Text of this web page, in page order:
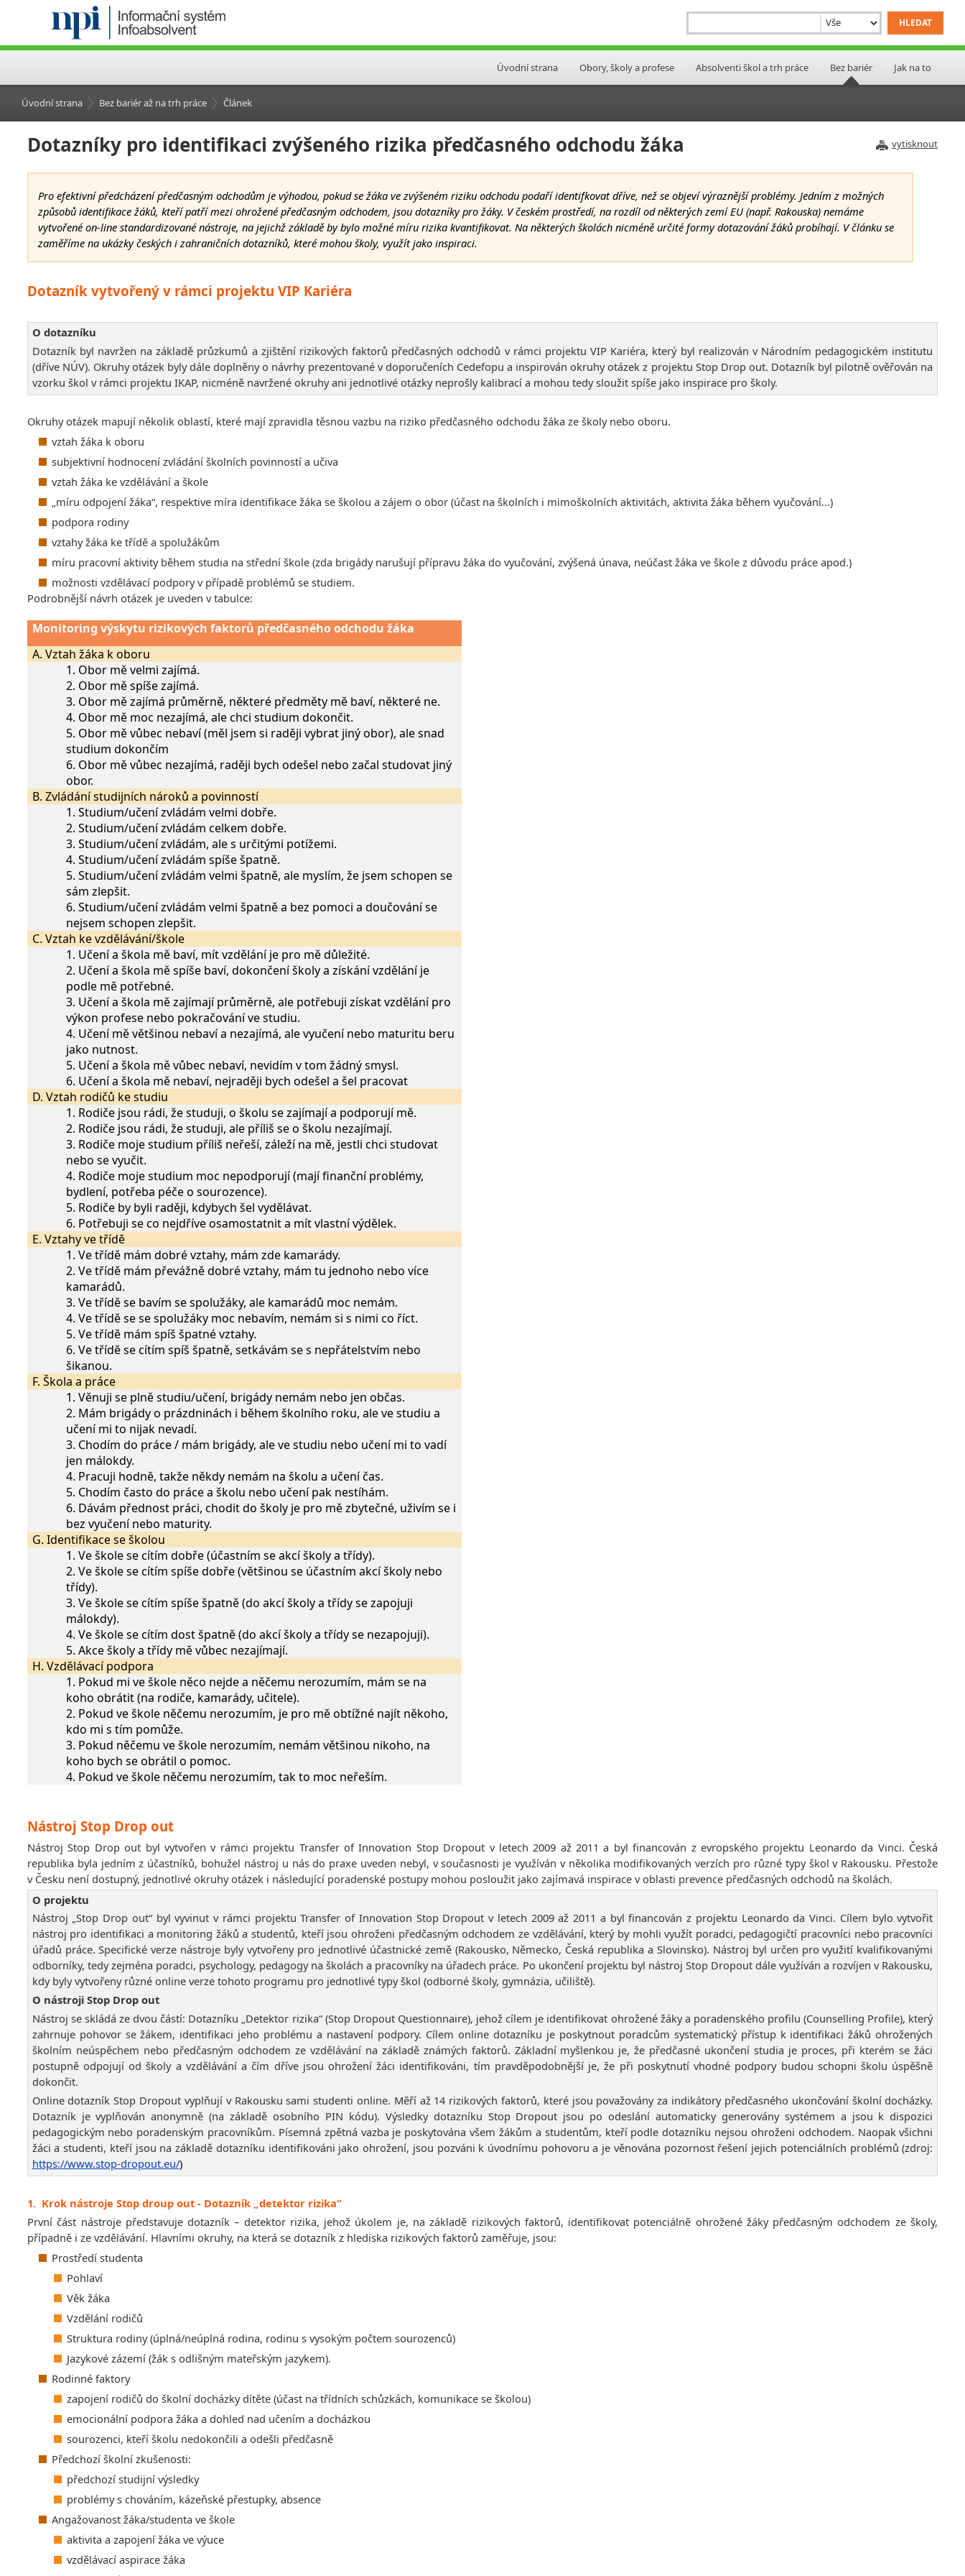
Úvodní strana Obory, školy a profese Absolventi škol a trh práce Bez bariér Jak na to
Úvodní strana Bez bariér až na trh práce Článek
vytisknout
Dotazníky pro identifikaci zvýšeného rizika předčasného odchodu žáka
Pro efektivní předcházení předčasným odchodům je výhodou, pokud se žáka ve zvýšeném riziku odchodu podaří identifkovat dříve, než se objeví výraznější problémy. Jedním z možných
způsobů identifikace žáků, kteří patří mezi ohrožené předčasným odchodem, jsou dotazníky pro žáky. V českém prostředí, na rozdíl od některých zemí EU (např. Rakouska) nemáme
vytvořené on-line standardizované nástroje, na jejichž základě by bylo možné míru rizika kvantifikovat. Na některých školách nicméně určité formy dotazování žáků probíhají. V článku se
zaměříme na ukázky českých i zahraničních dotazníků, které mohou školy, využít jako inspiraci.
Dotazník vytvořený v rámci projektu VIP Kariéra
O dotazníku
Dotazník byl navržen na základě průzkumů a zjištění rizikových faktorů předčasných odchodů v rámci projektu VIP Kariéra, který byl realizován v Národním pedagogickém institutu
(dříve NÚV). Okruhy otázek byly dále doplněny o návrhy prezentované v doporučeních Cedefopu a inspirován okruhy otázek z projektu Stop Drop out. Dotazník byl pilotně ověřován na
vzorku škol v rámci projektu IKAP, nicméně navržené okruhy ani jednotlivé otázky neprošly kalibrací a mohou tedy sloužit spíše jako inspirace pro školy.
Okruhy otázek mapují několik oblastí, které mají zpravidla těsnou vazbu na riziko předčasného odchodu žáka ze školy nebo oboru.
vztah žáka k oboru
subjektivní hodnocení zvládání školních povinností a učiva
vztah žáka ke vzdělávání a škole
„míru odpojení žáka“, respektive míra identifikace žáka se školou a zájem o obor (účast na školních i mimoškolních aktivitách, aktivita žáka během vyučování…)
podpora rodiny
vztahy žáka ke třídě a spolužákům
míru pracovní aktivity během studia na střední škole (zda brigády narušují přípravu žáka do vyučování, zvýšená únava, neúčast žáka ve škole z důvodu práce apod.)
možnosti vzdělávací podpory v případě problémů se studiem.
Podrobnější návrh otázek je uveden v tabulce:
Monitoring výskytu rizikových faktorů předčasného odchodu žáka
A. Vztah žáka k oboru
1. Obor mě velmi zajímá.
2. Obor mě spíše zajímá.
3. Obor mě zajímá průměrně, některé předměty mě baví, některé ne.
4. Obor mě moc nezajímá, ale chci studium dokončit.
5. Obor mě vůbec nebaví (měl jsem si raději vybrat jiný obor), ale snad
studium dokončím
6. Obor mě vůbec nezajímá, raději bych odešel nebo začal studovat jiný
obor.
B. Zvládání studijních nároků a povinností
1. Studium/učení zvládám velmi dobře.
2. Studium/učení zvládám celkem dobře.
3. Studium/učení zvládám, ale s určitými potížemi.
4. Studium/učení zvládám spíše špatně.
5. Studium/učení zvládám velmi špatně, ale myslím, že jsem schopen se
sám zlepšit.
6. Studium/učení zvládám velmi špatně a bez pomoci a doučování se
nejsem schopen zlepšit.
C. Vztah ke vzdělávání/škole
1. Učení a škola mě baví, mít vzdělání je pro mě důležité.
2. Učení a škola mě spíše baví, dokončení školy a získání vzdělání je
podle mě potřebné.
3. Učení a škola mě zajímají průměrně, ale potřebuji získat vzdělání pro
výkon profese nebo pokračování ve studiu.
4. Učení mě většinou nebaví a nezajímá, ale vyučení nebo maturitu beru
jako nutnost.
5. Učení a škola mě vůbec nebaví, nevidím v tom žádný smysl.
6. Učení a škola mě nebaví, nejraději bych odešel a šel pracovat
D. Vztah rodičů ke studiu
1. Rodiče jsou rádi, že studuji, o školu se zajímají a podporují mě.
2. Rodiče jsou rádi, že studuji, ale příliš se o školu nezajímají.
3. Rodiče moje studium příliš neřeší, záleží na mě, jestli chci studovat
nebo se vyučit.
4. Rodiče moje studium moc nepodporují (mají finanční problémy,
bydlení, potřeba péče o sourozence).
5. Rodiče by byli raději, kdybych šel vydělávat.
6. Potřebuji se co nejdříve osamostatnit a mít vlastní výdělek.
E. Vztahy ve třídě
1. Ve třídě mám dobré vztahy, mám zde kamarády.
2. Ve třídě mám převážně dobré vztahy, mám tu jednoho nebo více
kamarádů.
3. Ve třídě se bavím se spolužáky, ale kamarádů moc nemám.
4. Ve třídě se se spolužáky moc nebavím, nemám si s nimi co říct.
5. Ve třídě mám spíš špatné vztahy.
6. Ve třídě se cítím spíš špatně, setkávám se s nepřátelstvím nebo
šikanou.
F. Škola a práce
1. Věnuji se plně studiu/učení, brigády nemám nebo jen občas.
2. Mám brigády o prázdninách i během školního roku, ale ve studiu a
učení mi to nijak nevadí.
3. Chodím do práce / mám brigády, ale ve studiu nebo učení mi to vadí
jen málokdy.
4. Pracuji hodně, takže někdy nemám na školu a učení čas.
5. Chodím často do práce a školu nebo učení pak nestíhám.
6. Dávám přednost práci, chodit do školy je pro mě zbytečné, uživím se i
bez vyučení nebo maturity.
G. Identifikace se školou
1. Ve škole se cítím dobře (účastním se akcí školy a třídy).
2. Ve škole se cítím spíše dobře (většinou se účastním akcí školy nebo
třídy).
3. Ve škole se cítím spíše špatně (do akcí školy a třídy se zapojuji
málokdy).
4. Ve škole se cítím dost špatně (do akcí školy a třídy se nezapojuji).
5. Akce školy a třídy mě vůbec nezajímají.
H. Vzdělávací podpora
1. Pokud mi ve škole něco nejde a něčemu nerozumím, mám se na
koho obrátit (na rodiče, kamarády, učitele).
2. Pokud ve škole něčemu nerozumím, je pro mě obtížné najít někoho,
kdo mi s tím pomůže.
3. Pokud něčemu ve škole nerozumím, nemám většinou nikoho, na
koho bych se obrátil o pomoc.
4. Pokud ve škole něčemu nerozumím, tak to moc neřeším.
Nástroj Stop Drop out
Nástroj Stop Drop out byl vytvořen v rámci projektu Transfer of Innovation Stop Dropout v letech 2009 až 2011 a byl financován z evropského projektu Leonardo da Vinci. Česká
republika byla jedním z účastníků, bohužel nástroj u nás do praxe uveden nebyl, v současnosti je využíván v několika modifikovaných verzích pro různé typy škol v Rakousku. Přestože
v Česku není dostupný, jednotlivé okruhy otázek i následující poradenské postupy mohou posloužit jako zajímavá inspirace v oblasti prevence předčasných odchodů na školách.
O projektu
Nástroj „Stop Drop out“ byl vyvinut v rámci projektu Transfer of Innovation Stop Dropout v letech 2009 až 2011 a byl financován z projektu Leonardo da Vinci. Cílem bylo vytvořit
nástroj pro identifikaci a monitoring žáků a studentů, kteří jsou ohroženi předčasným odchodem ze vzdělávání, který by mohli využít poradci, pedagogičtí pracovníci nebo pracovníci
úřadů práce. Specifické verze nástroje byly vytvořeny pro jednotlivé účastnické země (Rakousko, Německo, Česká republika a Slovinsko). Nástroj byl určen pro využití kvalifikovanými
odborníky, tedy zejména poradci, psychology, pedagogy na školách a pracovníky na úřadech práce. Po ukončení projektu byl nástroj Stop Dropout dále využíván a rozvíjen v Rakousku,
kdy byly vytvořeny různé online verze tohoto programu pro jednotlivé typy škol (odborné školy, gymnázia, učiliště).
O nástroji Stop Drop out
Nástroj se skládá ze dvou částí: Dotazníku „Detektor rizika“ (Stop Dropout Questionnaire), jehož cílem je identifikovat ohrožené žáky a poradenského profilu (Counselling Profile), který
zahrnuje pohovor se žákem, identifikaci jeho problému a nastavení podpory. Cílem online dotazníku je poskytnout poradcům systematický přístup k identifikaci žáků ohrožených
školním neúspěchem nebo předčasným odchodem ze vzdělávání na základě známých faktorů. Základní myšlenkou je, že předčasné ukončení studia je proces, při kterém se žáci
postupně odpojují od školy a vzdělávání a čím dříve jsou ohrožení žáci identifikováni, tím pravděpodobnější je, že při poskytnutí vhodné podpory budou schopni školu úspěšně
dokončit.
Online dotazník Stop Dropout vyplňují v Rakousku sami studenti online. Měří až 14 rizikových faktorů, které jsou považovány za indikátory předčasného ukončování školní docházky.
Dotazník je vyplňován anonymně (na základě osobního PIN kódu). Výsledky dotazníku Stop Dropout jsou po odeslání automaticky generovány systémem a jsou k dispozici
pedagogickým nebo poradenským pracovníkům. Písemná zpětná vazba je poskytována všem žákům a studentům, kteří podle dotazníku nejsou ohroženi odchodem. Naopak všichni
žáci a studenti, kteří jsou na základě dotazníku identifikováni jako ohrožení, jsou pozváni k úvodnímu pohovoru a je věnována pozornost řešení jejich potenciálních problémů (zdroj:
https://www.stop-dropout.eu/)
1. Krok nástroje Stop droup out - Dotazník „detektor rizika“
První část nástroje představuje dotazník – detektor rizika, jehož úkolem je, na základě rizikových faktorů, identifikovat potenciálně ohrožené žáky předčasným odchodem ze školy,
případně i ze vzdělávání. Hlavními okruhy, na která se dotazník z hlediska rizikových faktorů zaměřuje, jsou:
Prostředí studenta
Pohlaví
Věk žáka
Vzdělání rodičů
Struktura rodiny (úplná/neúplná rodina, rodinu s vysokým počtem sourozenců)
Jazykové zázemí (žák s odlišným mateřským jazykem).
Rodinné faktory
zapojení rodičů do školní docházky dítěte (účast na třídních schůzkách, komunikace se školou)
emocionální podpora žáka a dohled nad učením a docházkou
sourozenci, kteří školu nedokončili a odešli předčasně
Předchozí školní zkušenosti:
předchozí studijní výsledky
problémy s chováním, kázeňské přestupky, absence
Angažovanost žáka/studenta ve škole
aktivita a zapojení žáka ve výuce
vzdělávací aspirace žáka